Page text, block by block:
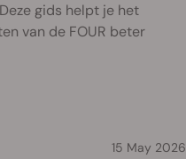
gids helpt je het
van de FOUR beter
15 May 2026